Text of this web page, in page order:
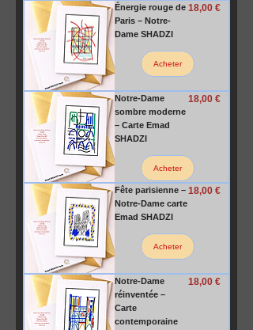
Énergie rouge de
Paris – Notre-
Dame SHADZI
Prix
18,00 €
Acheter
Notre-Dame
sombre moderne
– Carte Emad
SHADZI
Prix
18,00 €
Acheter
Fête parisienne –
Notre-Dame carte
Emad SHADZI
Prix
18,00 €
Acheter
Notre-Dame
réinventée –
Carte
contemporaine
Prix
18,00 €